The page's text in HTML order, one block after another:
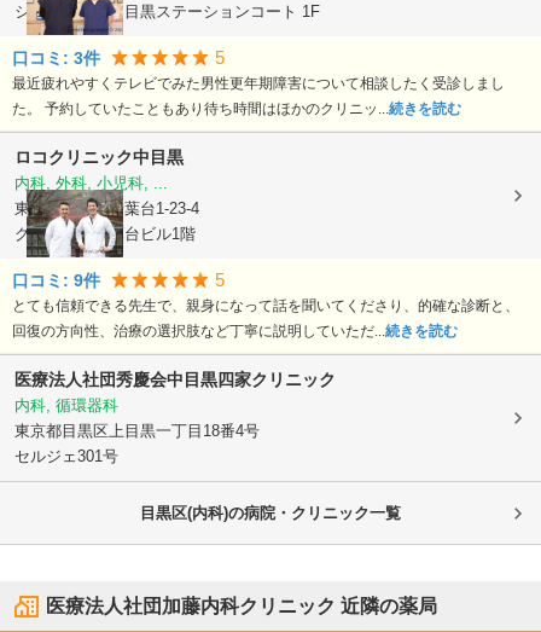
シティハウス中目黒ステーションコート 1F
口コミ: 3件 5
最近疲れやすくテレビでみた男性更年期障害について相談したく受診しまし
た。 予約していたこともあり待ち時間はほかのクリニッ...続きを読む
ロコクリニック中目黒
内科, 外科, 小児科, ...
東京都目黒区青葉台1-23-4
グランベル青葉台ビル1階
口コミ: 9件 5
とても信頼できる先生で、親身になって話を聞いてくださり、的確な診断と、
回復の方向性、治療の選択肢など丁寧に説明していただ...続きを読む
医療法人社団秀慶会中目黒四家クリニック
内科, 循環器科
東京都目黒区 上目黒一丁目18番4号
セルジェ301号
目黒区(内科)の病院・クリニック一覧
医療法人社団加藤内科クリニック 近隣の薬局